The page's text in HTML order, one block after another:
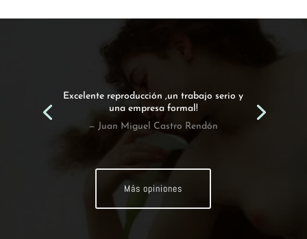
Excelente reproducción ,un trabajo serio y
una empresa formal!
— Juan Miguel Castro Rendón
Más opiniones